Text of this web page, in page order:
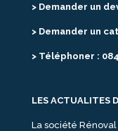
> Demander un
> Demander un
> Téléphoner :
LES ACTUALITES
La société